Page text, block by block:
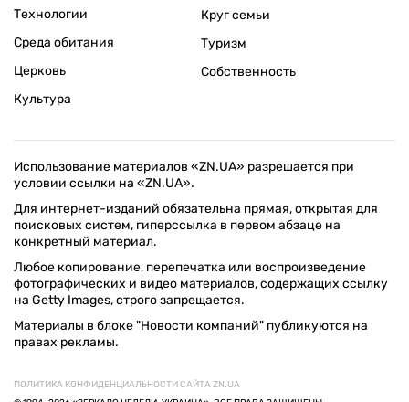
Технологии
Среда обитания
Церковь
Культура
Круг семьи
Туризм
Собственность
Использование материалов «ZN.UA» разрешается при
условии ссылки на «ZN.UA».
Для интернет-изданий обязательна прямая, открытая для
поисковых систем, гиперссылка в первом абзаце на
конкретный материал.
Любое копирование, перепечатка или воспроизведение
фотографических и видео материалов, содержащих ссылку
на Getty Images, строго запрещается.
Материалы в блоке "Новости компаний" публикуются на
правах рекламы.
ПОЛИТИКА КОНФИДЕНЦИАЛЬНОСТИ САЙТА ZN.UA